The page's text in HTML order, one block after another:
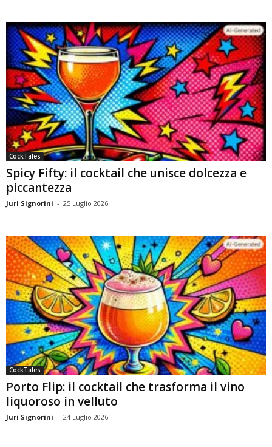
CockTales
Spicy Fifty: il cocktail che unisce dolcezza e
piccantezza
Juri Signorini - 25 Luglio 2026
CockTales
Porto Flip: il cocktail che trasforma il vino
liquoroso in velluto
Juri Signorini - 24 Luglio 2026